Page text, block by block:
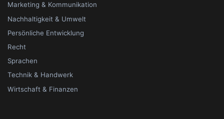
Marketing & Kommunikation
Nachhaltigkeit & Umwelt
Persönliche Entwicklung
Recht
Sprachen
Technik & Handwerk
Wirtschaft & Finanzen